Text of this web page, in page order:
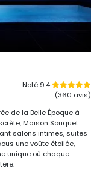
Noté 9.4
(360 avis)
de la Belle Époque à
Maison Souquet
salons intimes, suites
une voûte étoilée,
unique où chaque